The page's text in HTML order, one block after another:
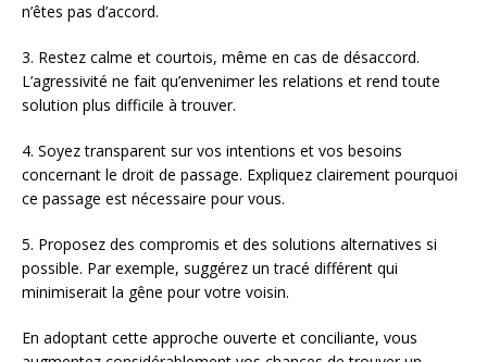
n’êtes pas d’accord.
3. Restez calme et courtois, même en cas de désaccord.
L’agressivité ne fait qu’envenimer les relations et rend toute
solution plus difficile à trouver.
4. Soyez transparent sur vos intentions et vos besoins
concernant le droit de passage. Expliquez clairement pourquoi
ce passage est nécessaire pour vous.
5. Proposez des compromis et des solutions alternatives si
possible. Par exemple, suggérez un tracé différent qui
minimiserait la gêne pour votre voisin.
En adoptant cette approche ouverte et conciliante, vous